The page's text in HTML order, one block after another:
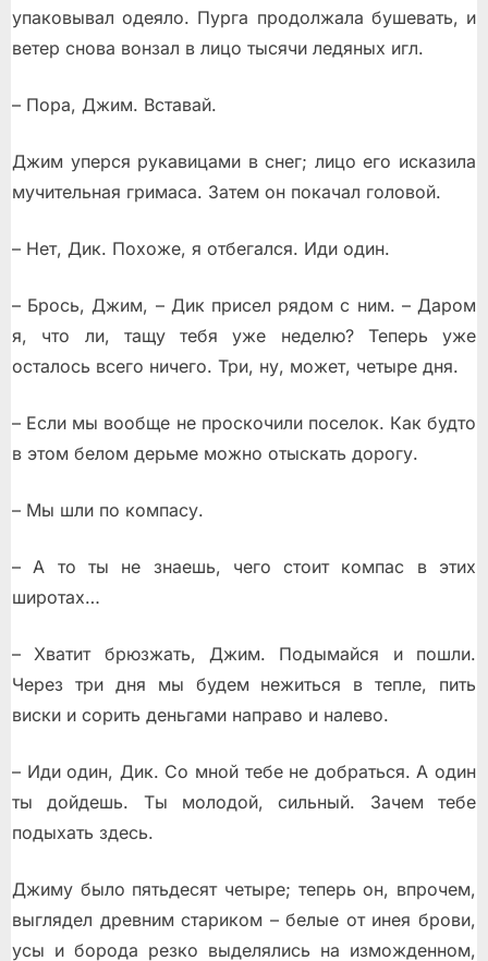
упаковывал одеяло. Пурга продолжала бушевать, и
ветер снова вонзал в лицо тысячи ледяных игл.
– Пора, Джим. Вставай.
Джим уперся рукавицами в снег; лицо его исказила
мучительная гримаса. Затем он покачал головой.
– Нет, Дик. Похоже, я отбегался. Иди один.
– Брось, Джим, – Дик присел рядом с ним. – Даром
я, что ли, тащу тебя уже неделю? Теперь уже
осталось всего ничего. Три, ну, может, четыре дня.
– Если мы вообще не проскочили поселок. Как будто
в этом белом дерьме можно отыскать дорогу.
– Мы шли по компасу.
– А то ты не знаешь, чего стоит компас в этих
широтах…
– Хватит брюзжать, Джим. Подымайся и пошли.
Через три дня мы будем нежиться в тепле, пить
виски и сорить деньгами направо и налево.
– Иди один, Дик. Со мной тебе не добраться. А один
ты дойдешь. Ты молодой, сильный. Зачем тебе
подыхать здесь.
Джиму было пятьдесят четыре; теперь он, впрочем,
выглядел древним стариком – белые от инея брови,
усы и борода резко выделялись на изможденном,